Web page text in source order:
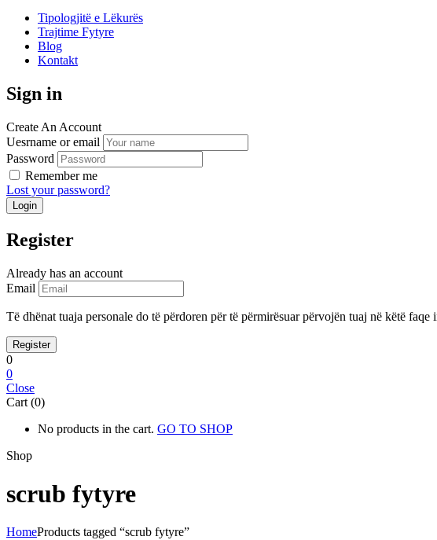
Tipologjitë e Lëkurës
Trajtime Fytyre
Blog
Kontakt
Sign in
Create An Account
Uesrname or email
Password
Remember me
Lost your password?
Register
Already has an account
Email
Të dhënat tuaja personale do të përdoren për të përmirësuar përvojën tuaj në këtë
0
0
Close
Cart (0)
No products in the cart. GO TO SHOP
Shop
scrub fytyre
HomeProducts tagged “scrub fytyre”